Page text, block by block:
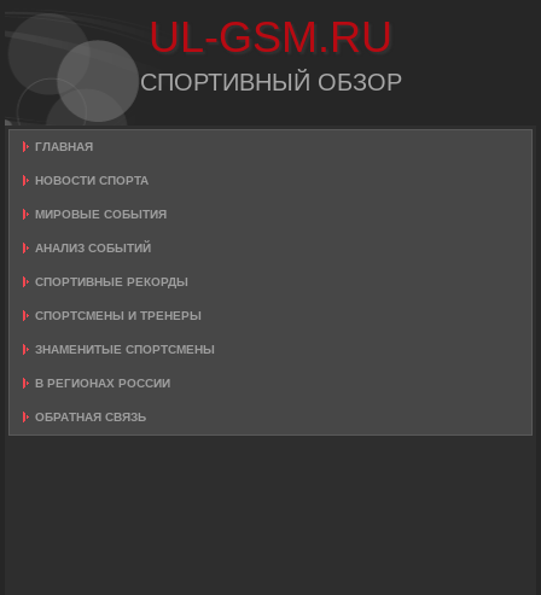
UL-GSM.RU
СПОРТИВНЫЙ ОБЗОР
ГЛАВНАЯ
НОВОСТИ СПОРТА
МИРОВЫЕ СОБЫТИЯ
АНАЛИЗ СОБЫТИЙ
СПОРТИВНЫЕ РЕКОРДЫ
СПОРТСМЕНЫ И ТРЕНЕРЫ
ЗНАМЕНИТЫЕ СПОРТСМЕНЫ
В РЕГИОНАХ РОССИИ
ОБРАТНАЯ СВЯЗЬ